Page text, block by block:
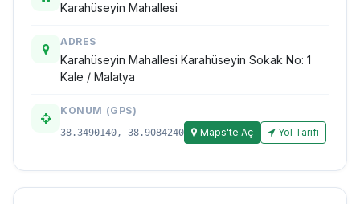
Karahüseyin Mahallesi
ADRES
Karahüseyin Mahallesi Karahüseyin Sokak No: 1
Kale / Malatya
KONUM (GPS)
38.3490140, 38.9084240 Maps'te Aç Yol Tarifi